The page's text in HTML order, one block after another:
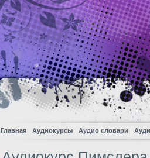
Главная Аудиокурсы Аудио словари